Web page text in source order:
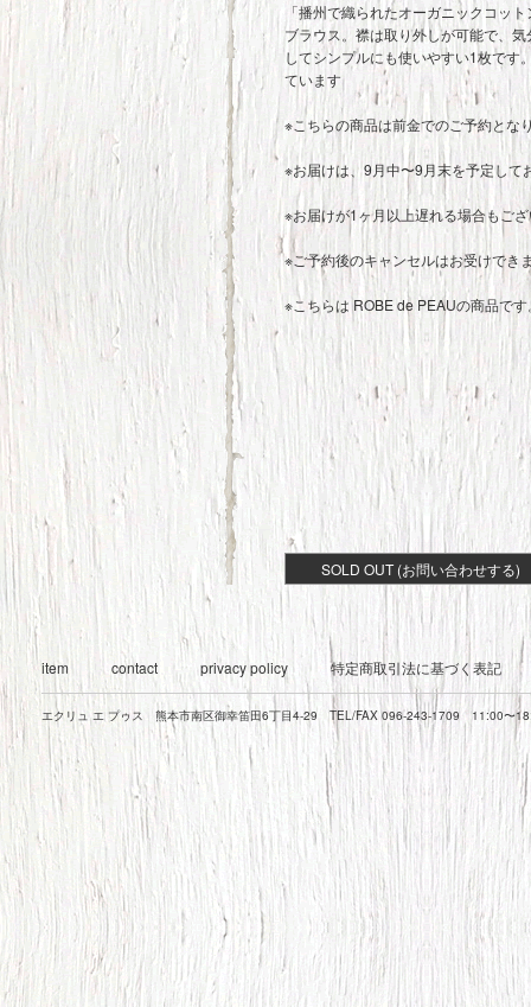
「播州で織られたオーガニックコッ
ブラウス。襟は取り外しが可能で、
してシンプルにも使いやすい1枚です
ています
※こちらの商品は前金でのご予約とな
※お届けは、9月中〜9月末を予定して
※お届けが1ヶ月以上遅れる場合もご
※ご予約後のキャンセルはお受けでき
※こちらは ROBE de PEAUの商品です
SOLD OUT (お問い合わせする)
item contact privacy policy 特定商取引法に基づく表記
エクリュ エ プゥス 熊本市南区御幸笛田6丁目4-29 TEL/FAX 096-243-1709 11:00〜